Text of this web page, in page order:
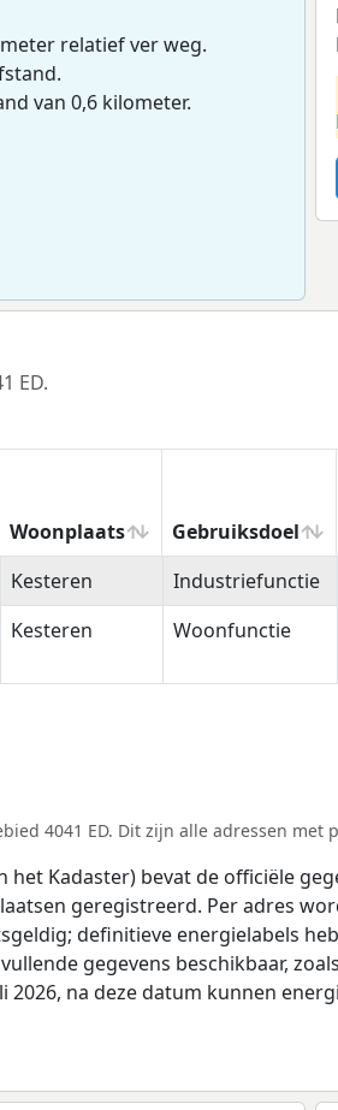
relatief ver weg.
van 0,6 kilometer.
ED.
Woonplaats Gebruiksdoel
Woonplaats Gebruiksdoel
Kesteren Industriefunctie
Kesteren Woonfunctie
4041 ED. Dit zijn alle adressen met
het Kadaster) bevat de officiële
geregistreerd. Per adres
definitieve energielabels
gegevens beschikbaar,
na deze datum kunnen